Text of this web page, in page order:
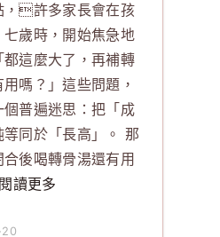
，許多家長會在孩
七歲時，開始焦急地
都這麼大了，再補轉
嗎？」這些問題，
個普遍迷思：把「成
等同於「長高」。 那
合後喝轉骨湯還有用
讀更多